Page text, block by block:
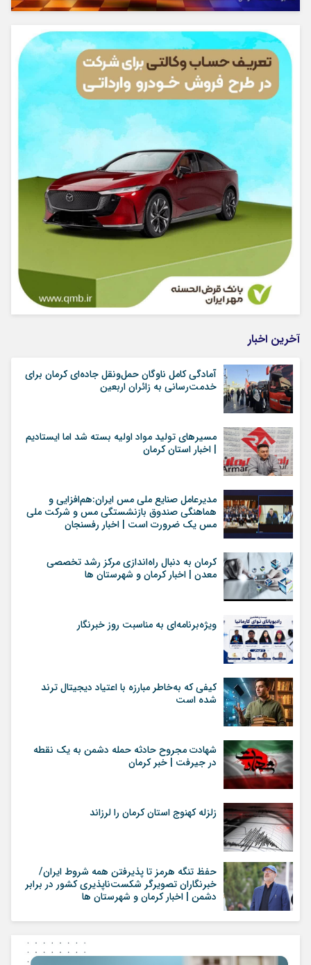
آخرین اخبار
آمادگی کامل ناوگان حمل‌ونقل جاده‌ای کرمان برای
خدمت‌رسانی به زائران اربعین
مسیرهای تولید مواد اولیه بسته شد اما ایستادیم
| اخبار استان کرمان
مدیرعامل صنایع ملی مس ایران:هم‌افزایی و
هماهنگی صندوق بازنشستگی مس و شرکت ملی
مس یک ضرورت است | اخبار رفسنجان
کرمان به دنبال راه‌اندازی مرکز رشد تخصصی
معدن | اخبار کرمان و شهرستان ها
ویژه‌برنامه‌ای به مناسبت روز خبرنگار
کیفی که به‌خاطر مبارزه با اعتیاد دیجیتال ترند
شده است
شهادت مجروح حادثه حمله دشمن به یک نقطه
در جیرفت | خبر کرمان
زلزله کهنوج استان کرمان را لرزاند
حفظ تنگه هرمز تا پذیرفتن همه شروط ایران/
خبرنگاران تصویرگر شکست‌ناپذیری کشور در برابر
دشمن | اخبار کرمان و شهرستان ها